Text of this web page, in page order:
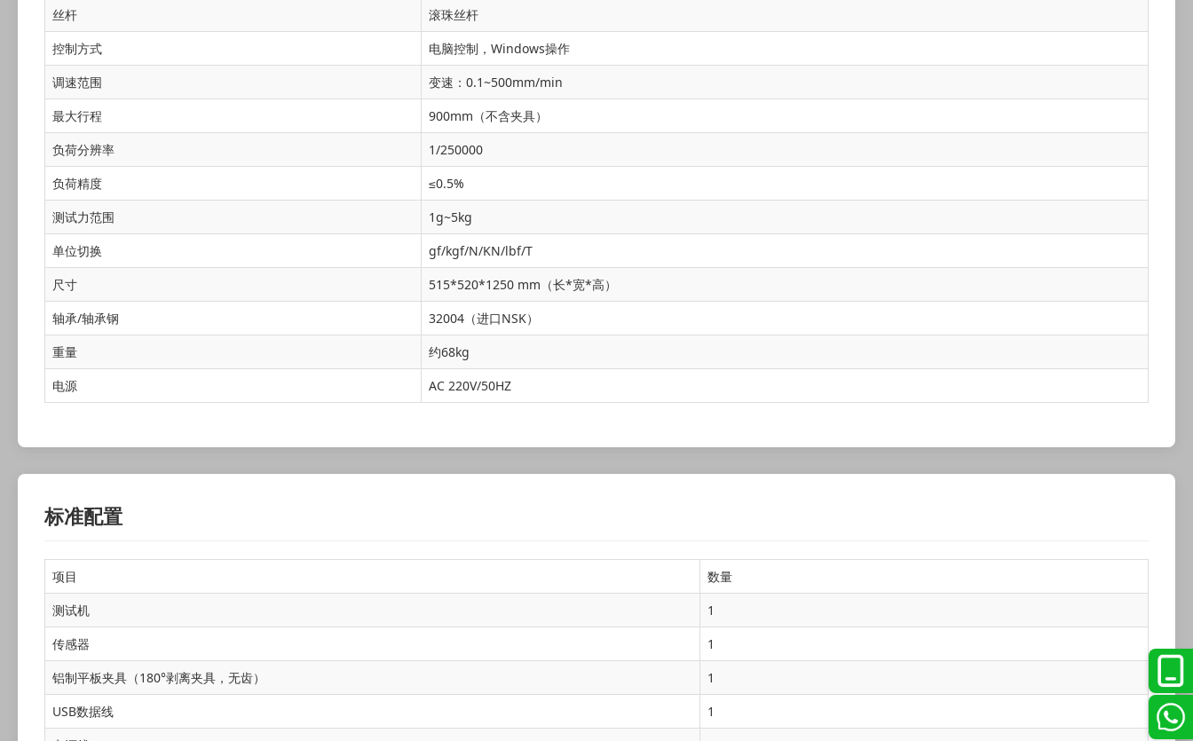
丝杆
滚珠丝杆
控制方式
电脑控制，Windows操作
调速范围
变速：0.1~500mm/min
最大行程
900mm（不含夹具）
负荷分辨率
1/250000
负荷精度
≤0.5%
测试力范围
1g~5kg
单位切换
gf/kgf/N/KN/lbf/T
尺寸
515*520*1250 mm（长*宽*高）
轴承/轴承钢
32004（进口NSK）
重量
约68kg
电源
AC 220V/50HZ
标准配置
项目
数量
测试机
1
传感器
1
铝制平板夹具（180°剥离夹具，无齿）
1
USB数据线
1